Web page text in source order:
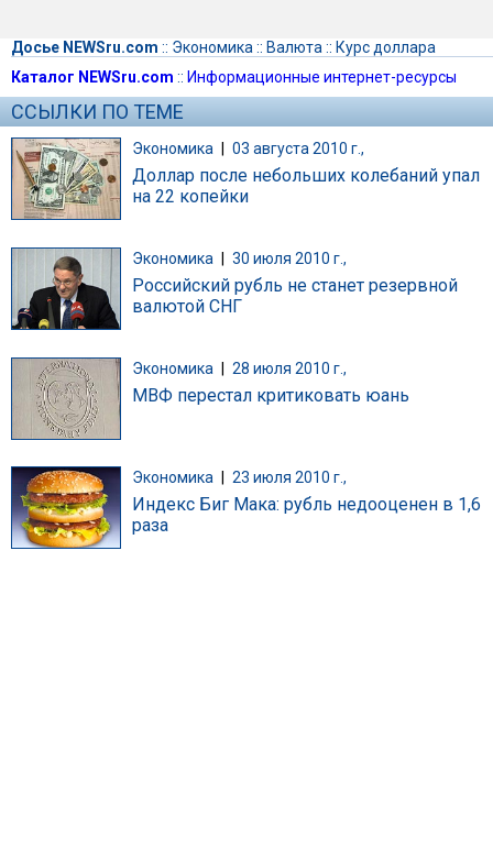
Досье NEWSru.com :: Экономика :: Валюта :: Курс доллара
Каталог NEWSru.com :: Информационные интернет-ресурсы
ССЫЛКИ ПО ТЕМЕ
Экономика | 03 августа 2010 г.,
Доллар после небольших колебаний упал
на 22 копейки
Экономика 30 июля 2010 г.,
Российский рубль не станет резервной
валютой СНГ
Экономика 28 июля 2010 г.,
МВФ перестал критиковать юань
Экономика 23 июля 2010 г.,
Индекс Биг Мака: рубль недооценен в 1,6
раза